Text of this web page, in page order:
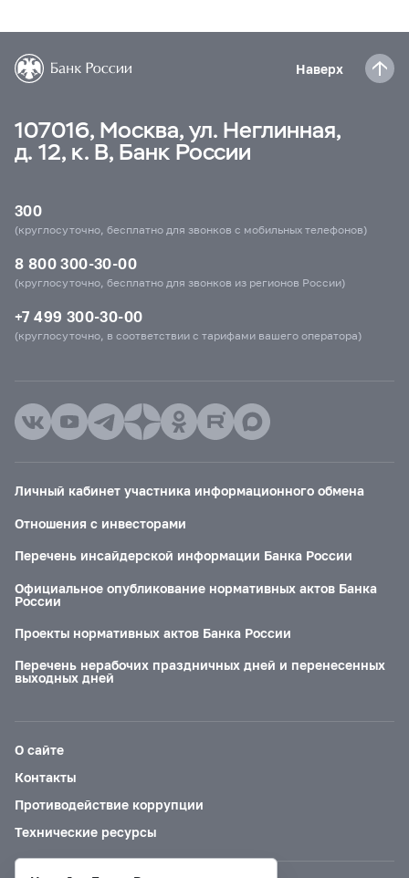
Наверх
107016, Москва, ул. Неглинная,
д. 12, к. В, Банк России
300
(круглосуточно, бесплатно для звонков с мобильных телефонов)
8 800 300-30-00
(круглосуточно, бесплатно для звонков из регионов России)
+7 499 300-30-00
(круглосуточно, в соответствии с тарифами вашего оператора)
Личный кабинет участника информационного обмена
Отношения с инвесторами
Перечень инсайдерской информации Банка России
Официальное опубликование нормативных актов Банка
России
Проекты нормативных актов Банка России
Перечень нерабочих праздничных дней и перенесенных
выходных дней
О сайте
Контакты
Противодействие коррупции
Технические ресурсы